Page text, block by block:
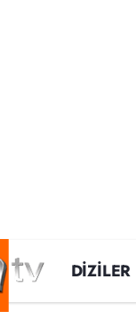
DİZİLER